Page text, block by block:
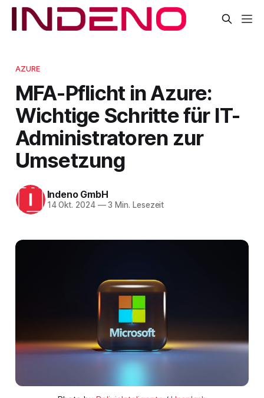
AZURE
MFA-Pflicht in Azure:
Wichtige Schritte für IT-
Administratoren zur
Umsetzung
Indeno GmbH
14 Okt. 2024 —3 Min. Lesezeit